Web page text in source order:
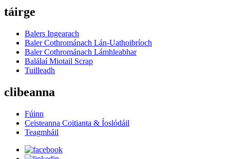
táirge
Balers Ingearach
Baler Cothrománach Lán-Uathoibríoch
Baler Cothrománach Lámhleabhar
Balálaí Miotail Scrap
Tuilleadh
clibeanna
Fúinn
Ceisteanna Coitianta & Íoslódáil
Teagmháil